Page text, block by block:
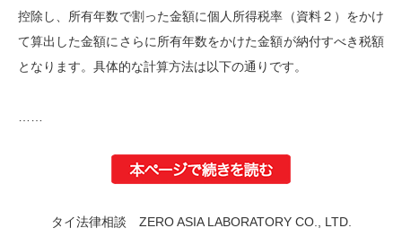
控除し、所有年数で割った金額に個人所得税率（資料２）をかけ
て算出した金額にさらに所有年数をかけた金額が納付すべき税額
となります。具体的な計算方法は以下の通りです。
タイ法律相談 ZERO ASIA LABORATORY CO., LTD.